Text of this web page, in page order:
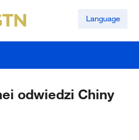
Language
odwiedzi Chiny